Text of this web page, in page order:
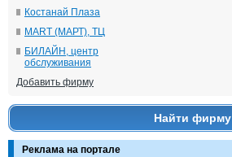
Костанай Плаза
MART (МАРТ), ТЦ
БИЛАЙН, центр
обслуживания
Добавить фирму
Найти фирму
Реклама на портале